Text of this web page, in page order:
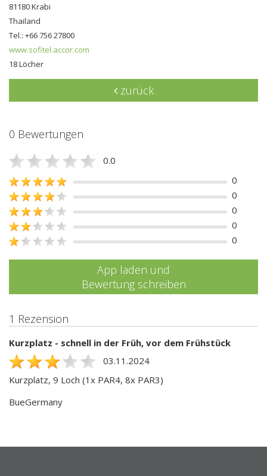
81180 Krabi
Thailand
Tel.: +66 756 27800
www.sofitel.accor.com
18 Löcher
zurück
0 Bewertungen
0.0
0
0
0
0
0
App laden und
Bewertung schreiben
1 Rezension
Kurzplatz - schnell in der Früh, vor dem Frühstück
03.11.2024
Kurzplatz, 9 Loch (1x PAR4, 8x PAR3)
BueGermany